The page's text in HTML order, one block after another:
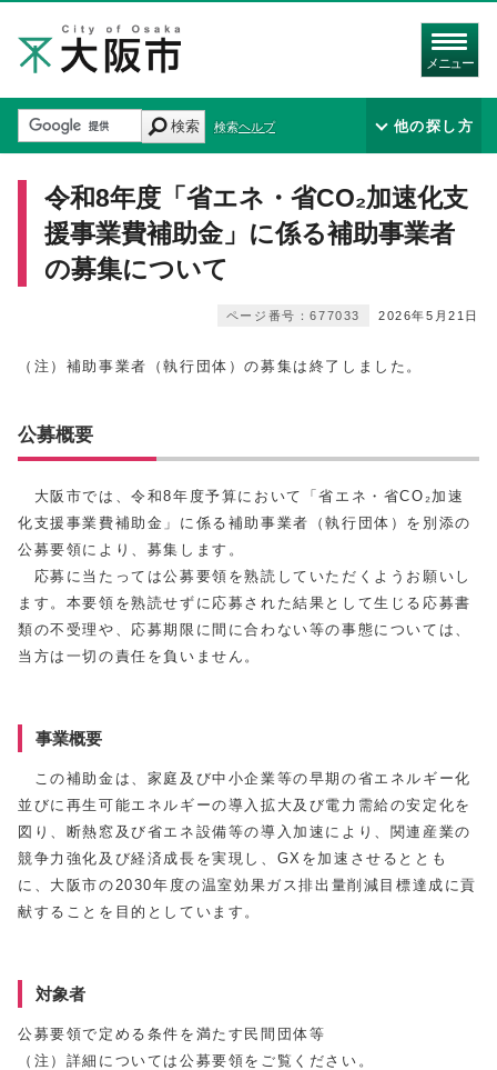
メニュー
検索 検索ヘルプ 他の探し方
令和8年度「省エネ・省CO₂加速化支
援事業費補助金」に係る補助事業者
の募集について
2026年5月21日
ページ番号：677033
（注）補助事業者（執行団体）の募集は終了しました。
公募概要
大阪市では、令和8年度予算において「省エネ・省CO₂加速
化支援事業費補助金」に係る補助事業者（執行団体）を別添の
公募要領により、募集します。
応募に当たっては公募要領を熟読していただくようお願いし
ます。本要領を熟読せずに応募された結果として生じる応募書
類の不受理や、応募期限に間に合わない等の事態については、
当方は一切の責任を負いません。
事業概要
この補助金は、家庭及び中小企業等の早期の省エネルギー化
並びに再生可能エネルギーの導入拡大及び電力需給の安定化を
図り、断熱窓及び省エネ設備等の導入加速により、関連産業の
競争力強化及び経済成長を実現し、GXを加速させるととも
に、大阪市の2030年度の温室効果ガス排出量削減目標達成に貢
献することを目的としています。
対象者
公募要領で定める条件を満たす民間団体等
（注）詳細については公募要領をご覧ください。